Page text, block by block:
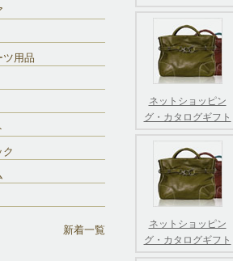
ネットショッピン
グ・カタログギフト
ネットショッピン
グ・カタログギフト
ツ用品
新着一覧